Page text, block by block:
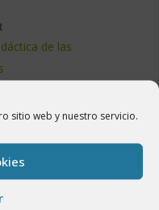
sitio web y nuestro servicio.
de las